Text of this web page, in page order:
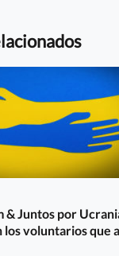
& Juntos por
los voluntarios que